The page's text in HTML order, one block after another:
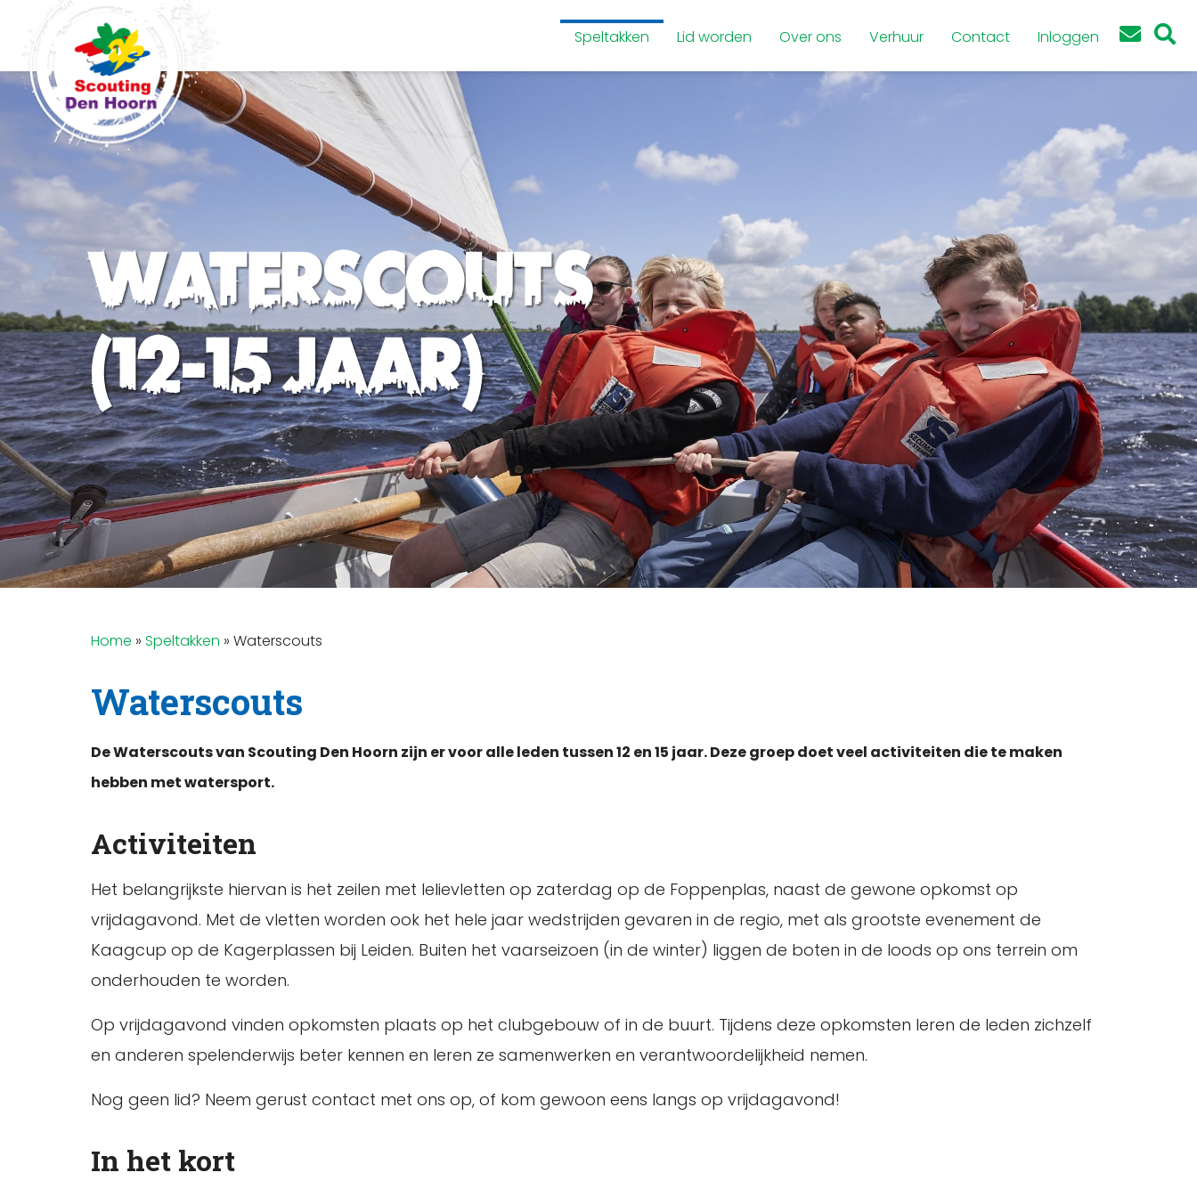
Speltakken Lid worden Over ons Verhuur Contact Inloggen
Waterscouts
(12-15 jaar)
Home » Speltakken » Waterscouts
Waterscouts
De Waterscouts van Scouting Den Hoorn zijn er voor alle leden tussen 12 en 15 jaar. Deze groep doet veel activiteiten die te maken
hebben met watersport.
Activiteiten
Het belangrijkste hiervan is het zeilen met lelievletten op zaterdag op de Foppenplas, naast de gewone opkomst op
vrijdagavond. Met de vletten worden ook het hele jaar wedstrijden gevaren in de regio, met als grootste evenement de
Kaagcup op de Kagerplassen bij Leiden. Buiten het vaarseizoen (in de winter) liggen de boten in de loods op ons terrein om
onderhouden te worden.
Op vrijdagavond vinden opkomsten plaats op het clubgebouw of in de buurt. Tijdens deze opkomsten leren de leden zichzelf
en anderen spelenderwijs beter kennen en leren ze samenwerken en verantwoordelijkheid nemen.
Nog geen lid? Neem gerust contact met ons op, of kom gewoon eens langs op vrijdagavond!
In het kort